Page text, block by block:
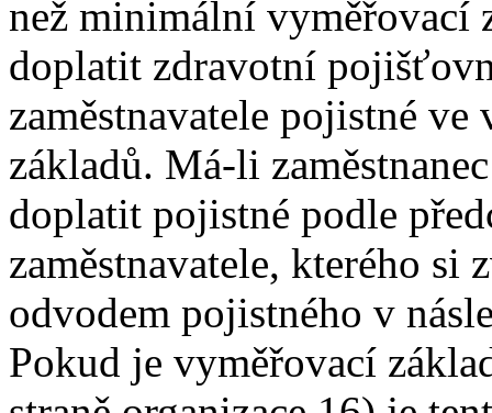
než minimální vyměřovací
doplatit zdravotní
zaměstnavatele pojistné
základů. Má-li
doplatit pojistné podle
zaměstnavatele, kterého si
odvodem pojistného v
Pokud je vyměřovací